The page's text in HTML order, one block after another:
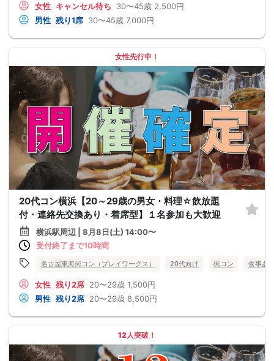
女性 キャンセル待ち 30〜45歳 2,500円
男性 残り1席 30〜45歳 7,000円
女性先行中！
20代コン横浜【20～29歳の男女・料理☆飲放題
付・連絡先交換あり・着席型】１名参加も大歓迎
横浜駅周辺 | 8月8日(土) 14:00〜
受付終了まで10時間
名古屋東海街コン（プレイワークス） 20代向け 街コン 食事あ
女性 残り2席 20〜29歳 1,500円
男性 残り2席 20〜29歳 8,500円
12人突破！